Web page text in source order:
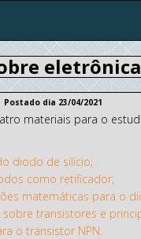
Postado dia 23/04/2021
materiais para o
diodo de silício;
como retificador;
matemáticas para o
transistores e
o transistor NPN.